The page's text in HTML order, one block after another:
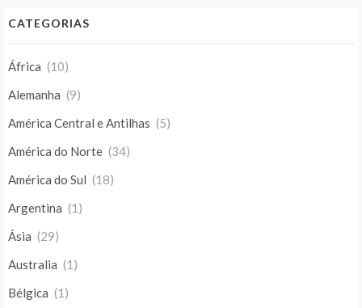
CATEGORIAS
África (10)
Alemanha (9)
América Central e Antilhas (5)
América do Norte (34)
América do Sul (18)
Argentina (1)
Ásia (29)
Australia (1)
Bélgica (1)